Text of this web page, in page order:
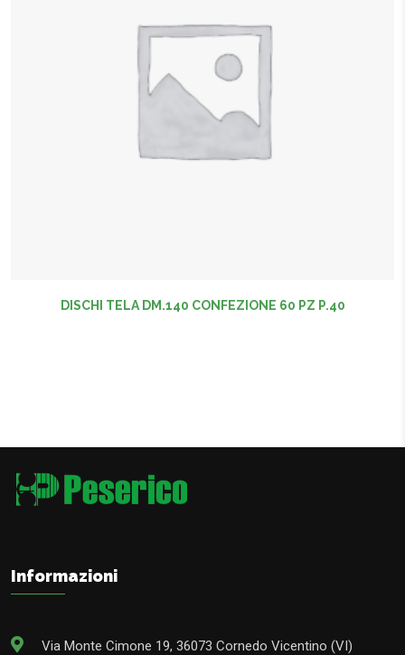
DISCHI TELA DM.140 CONFEZIONE 60 PZ P.40
Informazioni
Via Monte Cimone 19, 36073 Cornedo Vicentino (VI)